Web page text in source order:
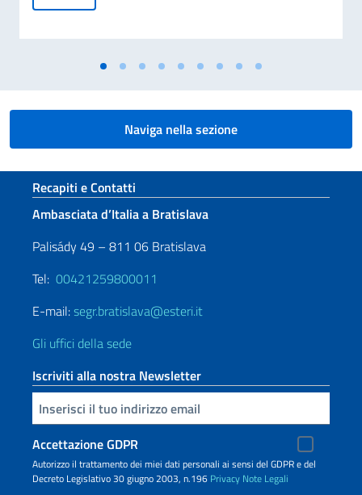
Naviga nella sezione
Sezione footer
Recapiti e Contatti
Ambasciata d’Italia a Bratislava
Palisády 49 – 811 06 Bratislava
Tel: 00421259800011
E-mail:segr.bratislava@esteri.it
Gli uffici della sede
Iscriviti alla nostra Newsletter
Inserisci la tua email
Accettazione GDPR
Autorizzo il trattamento dei miei dati personali ai sensi del GDPR e del
Decreto Legislativo 30 giugno 2003, n.196 Privacy Note Legali